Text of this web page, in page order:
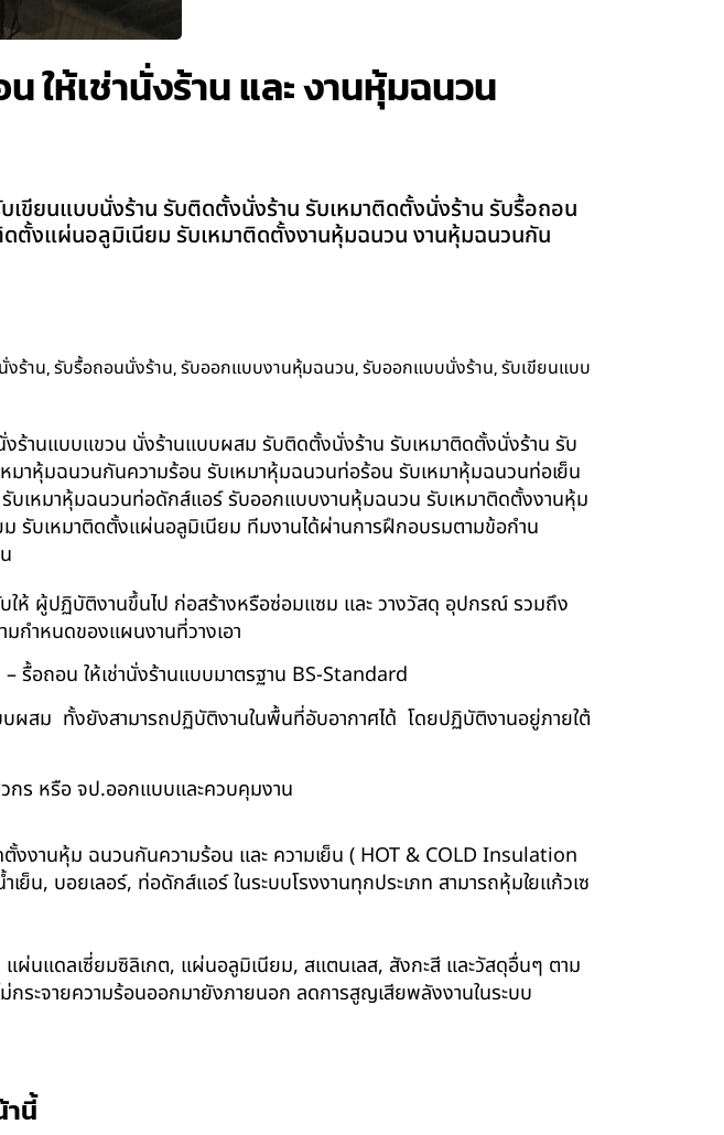
ให้เช่านั่งร้าน และ งานหุ้มฉนวน
ขียนแบบนั่งร้าน รับติดตั้งนั่งร้าน รับเหมาติดตั้งนั่งร้าน รับรื้อถอน
ตั้งแผ่นอลูมิเนียม รับเหมาติดตั้งงานหุ้มฉนวน งานหุ้มฉนวนกัน
ร้าน,รับรื้อถอนนั่งร้าน,รับออกแบบงานหุ้มฉนวน,รับออกแบบนั่งร้าน,รับเขียนแบบ
งร้านแบบแขวน นั่งร้านแบบผสม รับติดตั้งนั่งร้าน รับเหมาติดตั้งนั่งร้าน รับ
าหุ้มฉนวนกันความร้อน รับเหมาหุ้มฉนวนท่อร้อน รับเหมาหุ้มฉนวนท่อเย็น
บเหมาหุ้มฉนวนท่อดักส์แอร์ รับออกแบบงานหุ้มฉนวน รับเหมาติดตั้งงานหุ้ม
บเหมาติดตั้งแผ่นอลูมิเนียม ทีมงานได้ผ่านการฝึกอบรมตามข้อกำน
ให้ ผู้ปฏิบัติงานขึ้นไป ก่อสร้างหรือซ่อมแซม และ วางวัสดุ อุปกรณ์ รวมถึง
มกำหนดของแผนงานที่วางเอา
อถอน ให้เช่านั่งร้านแบบมาตรฐาน BS-Standard
ผสม ทั้งยังสามารถปฏิบัติงานในพื้นที่อับอากาศได้ โดยปฏิบัติงานอยู่ภายใต้
กร หรือ จป.ออกแบบและควบคุมงาน
ตั้งงานหุ้ม ฉนวนกันความร้อน และ ความเย็น ( HOT & COLD Insulation
, บอยเลอร์, ท่อดักส์แอร์ ในระบบโรงงานทุกประเภท สามารถหุ้มใยแก้วเซ
นแดลเซี่ยมซิลิเกต, แผ่นอลูมิเนียม, สแตนเลส, สังกะสี และวัสดุอื่นๆ ตาม
ระจายความร้อนออกมายังภายนอก ลดการสูญเสียพลังงานในระบบ
นี้